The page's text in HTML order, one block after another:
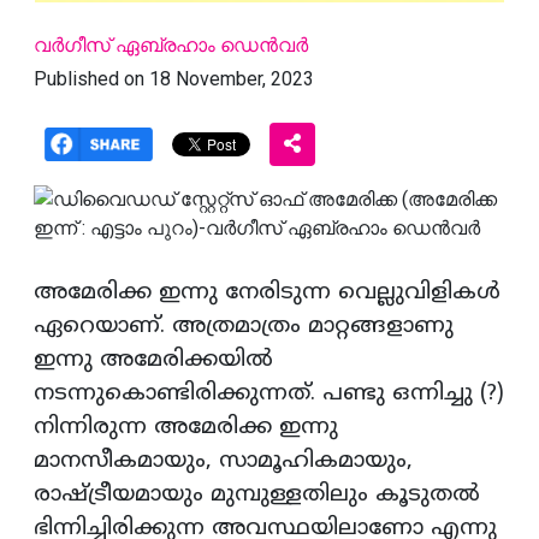
വര്‍ഗീസ് ഏബ്രഹാം ഡെന്‍വര്‍
Published on 18 November, 2023
അമേരിക്ക ഇന്നു നേരിടുന്ന വെല്ലുവിളികള്‍
ഏറെയാണ്. അത്രമാത്രം മാറ്റങ്ങളാണു
ഇന്നു അമേരിക്കയില്‍
നടന്നുകൊണ്ടിരിക്കുന്നത്. പണ്ടു ഒന്നിച്ചു (?)
നിന്നിരുന്ന അമേരിക്ക ഇന്നു
മാനസീകമായും, സാമൂഹികമായും,
രാഷ്ട്രീയമായും മുമ്പുള്ളതിലും കൂടുതല്‍
ഭിന്നിച്ചിരിക്കുന്ന അവസ്ഥയിലാണോ എന്നു